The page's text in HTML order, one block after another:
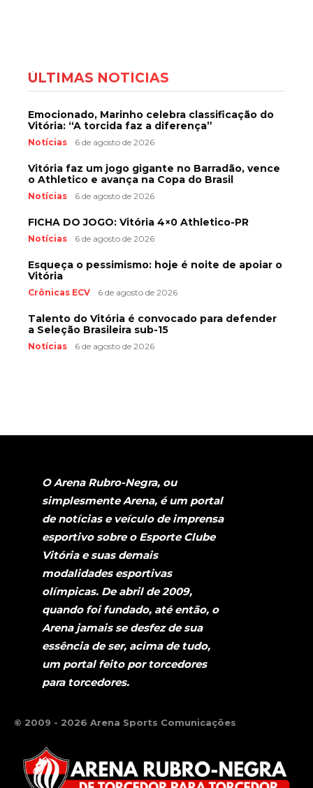
ÚLTIMAS NOTÍCIAS
Emocionado, Marinho celebra classificação do
Vitória: “A torcida faz a diferença”
Notícias 6 de agosto de 2026
Vitória faz um jogo gigante no Barradão, vence
o Athletico e avança na Copa do Brasil
Notícias 6 de agosto de 2026
FICHA DO JOGO: Vitória 4×0 Athletico-PR
Notícias 6 de agosto de 2026
Esqueça o pessimismo: hoje é noite de apoiar o
Vitória
Crônicas ECV 6 de agosto de 2026
Talento do Vitória é convocado para defender
a Seleção Brasileira sub-15
Notícias 6 de agosto de 2026
O Arena Rubro-Negra, ou
simplesmente Arena, é um portal
de notícias e veículo de imprensa
esportivo sobre o Esporte Clube
Vitória e suas demais
modalidades esportivas
olímpicas. De abril de 2009,
quando foi fundado, até então, o
Arena jamais se desfez de sua
essência de ser, acima de tudo,
um portal feito por torcedores
para torcedores.
© 2009 - 2026 Arena Sports Comunicações